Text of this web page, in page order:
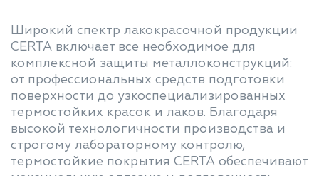
Широкий спектр лакокрасочной продукции
CERTA включает все необходимое для
комплексной защиты металлоконструкций:
от профессиональных средств подготовки
поверхности до узкоспециализированных
термостойких красок и лаков. Благодаря
высокой технологичности производства и
строгому лабораторному контролю,
термостойкие покрытия CERTA обеспечивают